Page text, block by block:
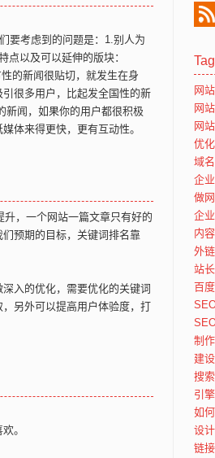
要考虑到的问题是：1.别人为
以及可以延伸的版块：
的新闻很贴切，就发生在身
很多用户，比起发全国性的新
新闻，如果你的用户都很积极
体来得更快，更有互动性。
，一个网站一篇文章只有好的
预期的目标，关键词排名靠
入的优化，需要优化的关键词
另外可以提高用户体验度，打
。
网
网站
网
优化
域名
企
做
企业
内容
外链
站长
百度
制作
建设
搜索
引擎
如何
设计
链接